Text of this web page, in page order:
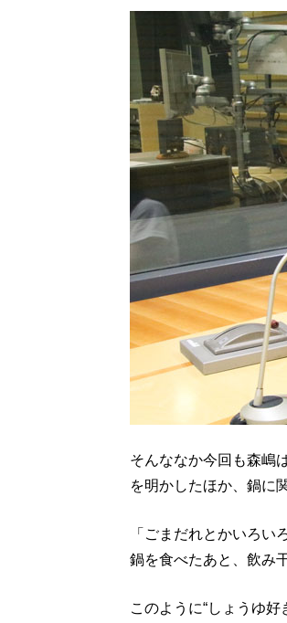
そんななか今回も森嶋
を明かしたほか、鍋に
「ごまだれとかいろ
鍋を食べたあと、飲み
このように“しょうゆ好